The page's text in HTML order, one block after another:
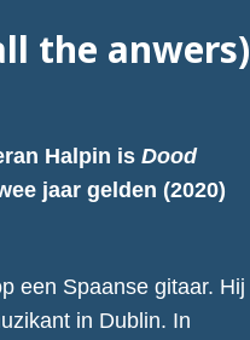
the anwers)
Halpin isDood
jaar gelden (2020)
een Spaanse gitaar. Hij
in Dublin. In